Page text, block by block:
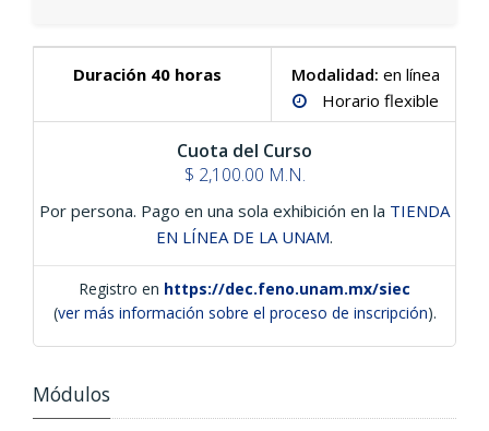
Duración 40 horas Modalidad: en línea
Horario flexible
Cuota del Curso
$ 2,100.00 M.N.
Por persona. Pago en una sola exhibición en la TIENDA
EN LÍNEA DE LA UNAM.
Registro en https://dec.feno.unam.mx/siec
(ver más información sobre el proceso de inscripción).
Módulos